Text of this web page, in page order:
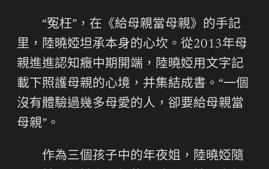
“冤枉”，在《給母親當母親》的手記
里，陸曉婭坦承本身的心坎。從2013年母
親進進認知癥中期開端，陸曉婭用文字記
載下照護母親的心境，并集結成書。“一個
沒有體驗過幾多母愛的人，卻要給母親當
母親”。
作為三個孩子中的年夜姐，陸曉婭隨